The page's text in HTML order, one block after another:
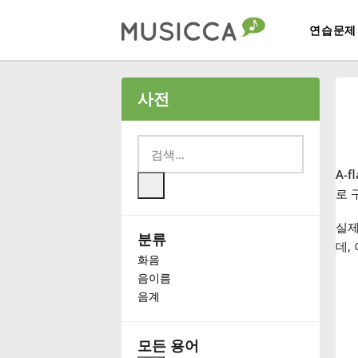
연습문제
Български
Deutsch
English
Español
사전
분류
화음
음이름
음계
모든 용어
A-
로
실
데,